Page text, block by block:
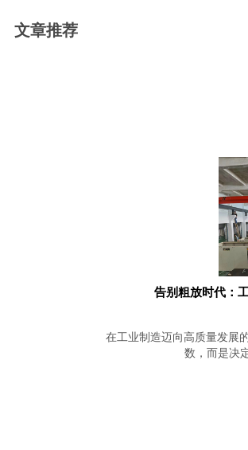
文章推荐
告别粗放时代：
在工业制造迈向高质量发展
数，而是决